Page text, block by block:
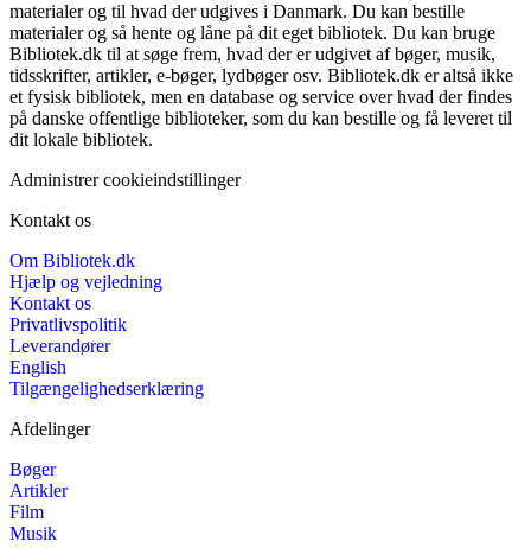
materialer og til hvad der udgives i Danmark. Du kan bestille
materialer og så hente og låne på dit eget bibliotek. Du kan bruge
Bibliotek.dk til at søge frem, hvad der er udgivet af bøger, musik,
tidsskrifter, artikler, e-bøger, lydbøger osv. Bibliotek.dk er altså ikke
et fysisk bibliotek, men en database og service over hvad der findes
på danske offentlige biblioteker, som du kan bestille og få leveret til
dit lokale bibliotek.
Administrer cookieindstillinger
Kontakt os
Om Bibliotek.dk
Hjælp og vejledning
Kontakt os
Privatlivspolitik
Leverandører
English
Tilgængelighedserklæring
Afdelinger
Bøger
Artikler
Film
Musik